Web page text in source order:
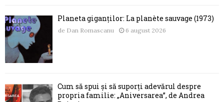
Planeta giganților: La planète sauvage (1973)
de Dan Romascanu 6 august 2026
Cum să spui și să suporți adevărul despre
propria familie: „Aniversarea”, de Andrea